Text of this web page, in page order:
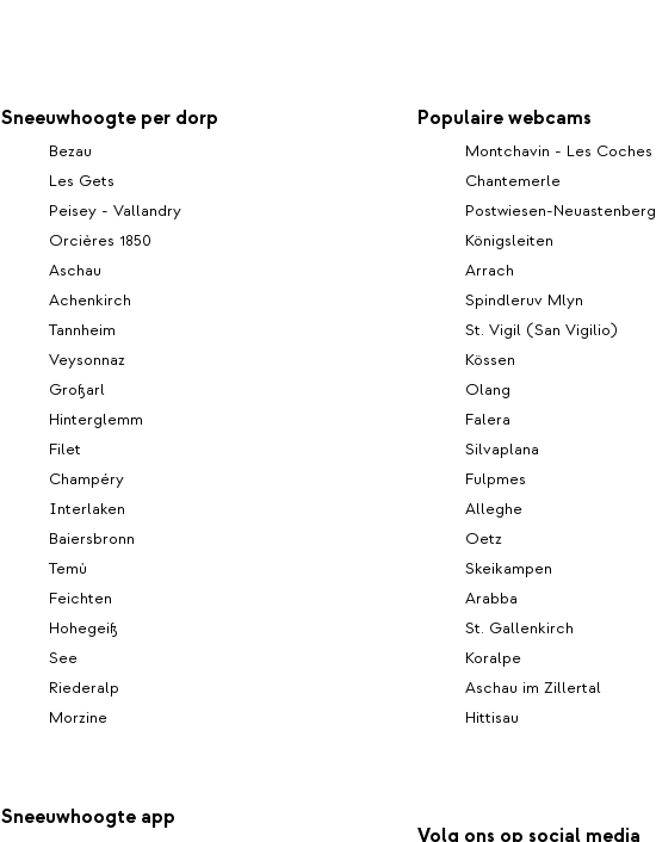
Sneeuwhoogte per dorp
Bezau
Les Gets
Peisey - Vallandry
Orcières 1850
Aschau
Achenkirch
Tannheim
Veysonnaz
Großarl
Hinterglemm
Filet
Champéry
Interlaken
Baiersbronn
Temù
Feichten
Hohegeiß
See
Riederalp
Morzine
Populaire webcams
Montchavin - Les Coches
Chantemerle
Postwiesen-Neuastenberg
Königsleiten
Arrach
Spindleruv Mlyn
St. Vigil (San Vigilio)
Kössen
Olang
Falera
Silvaplana
Fulpmes
Alleghe
Oetz
Skeikampen
Arabba
St. Gallenkirch
Koralpe
Aschau im Zillertal
Hittisau
Sneeuwhoogte app
Volg ons op social media